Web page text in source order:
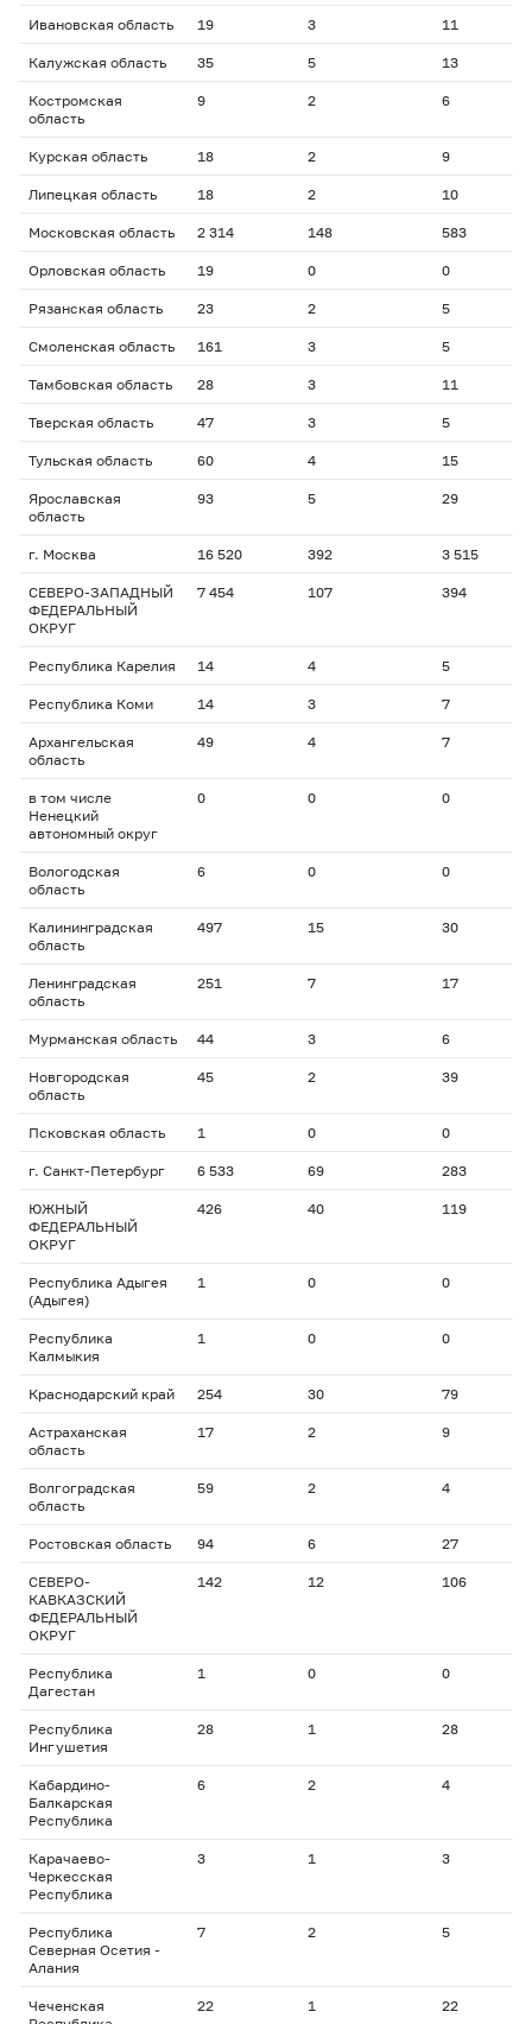
Ивановская область 19 3 11
Калужская область 35 5 13
Костромская
область
9 2 6
Курская область 18 2 9
Липецкая область 18 2 10
Московская область 2 314 148 583
Орловская область 19 0 0
Рязанская область 23 2 5
Смоленская область 161 3 5
Тамбовская область 28 3 11
Тверская область 47 3 5
Тульская область 60 4 15
Ярославская
область
93 5 29
г. Москва 16 520 392 3 515
СЕВЕРО-ЗАПАДНЫЙ
ФЕДЕРАЛЬНЫЙ
ОКРУГ
7 454 107 394
Республика Карелия 14 4 5
Республика Коми 14 3 7
Архангельская
область
49 4 7
в том числе
Ненецкий
автономный округ
0 0 0
Вологодская
область
6 0 0
Калининградская
область
497 15 30
Ленинградская
область
251 7 17
Мурманская область 44 3 6
Новгородская
область
45 2 39
Псковская область 1 0 0
г. Санкт-Петербург 6 533 69 283
ЮЖНЫЙ
ФЕДЕРАЛЬНЫЙ
ОКРУГ
426 40 119
Республика Адыгея
(Адыгея)
1 0 0
Республика
Калмыкия
1 0 0
Краснодарский край 254 30 79
Астраханская
область
17 2 9
Волгоградская
область
59 2 4
Ростовская область 94 6 27
СЕВЕРО-
КАВКАЗСКИЙ
ФЕДЕРАЛЬНЫЙ
ОКРУГ
142 12 106
Республика
Дагестан
1 0 0
Республика
Ингушетия
28 1 28
Кабардино-
Балкарская
Республика
6 2 4
Карачаево-
Черкесская
Республика
3 1 3
Республика
Северная Осетия -
Алания
7 2 5
Чеченская
22 1 22